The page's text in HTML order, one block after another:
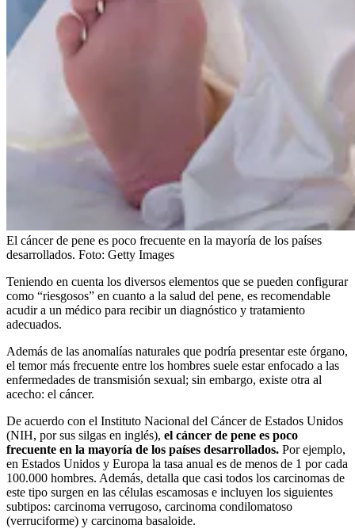
El cáncer de pene es poco frecuente en la mayoría de los países
desarrollados. Foto: Getty Images
Teniendo en cuenta los diversos elementos que se pueden configurar
como “riesgosos” en cuanto a la salud del pene, es recomendable
acudir a un médico para recibir un diagnóstico y tratamiento
adecuados.
Además de las anomalías naturales que podría presentar este órgano,
el temor más frecuente entre los hombres suele estar enfocado a las
enfermedades de transmisión sexual; sin embargo, existe otra al
acecho: el cáncer.
De acuerdo con el Instituto Nacional del Cáncer de Estados Unidos
(NIH, por sus silgas en inglés), el cáncer de pene es poco
frecuente en la mayoría de los países desarrollados. Por ejemplo,
en Estados Unidos y Europa la tasa anual es de menos de 1 por cada
100.000 hombres. Además, detalla que casi todos los carcinomas de
este tipo surgen en las células escamosas e incluyen los siguientes
subtipos: carcinoma verrugoso, carcinoma condilomatoso
(verruciforme) y carcinoma basaloide.